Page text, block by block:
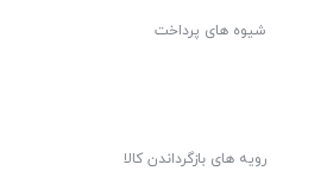
شیوه های پرداخت
رویه های بازگرداندن کالا